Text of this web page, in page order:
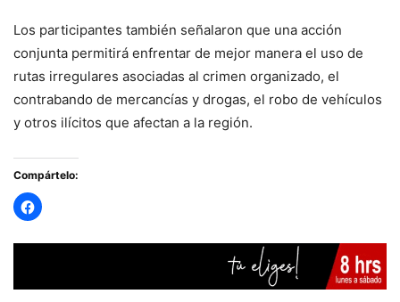
Los participantes también señalaron que una acción
conjunta permitirá enfrentar de mejor manera el uso de
rutas irregulares asociadas al crimen organizado, el
contrabando de mercancías y drogas, el robo de vehículos
y otros ilícitos que afectan a la región.
Compártelo: